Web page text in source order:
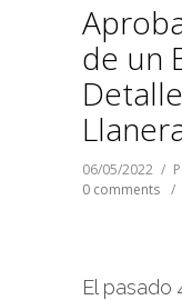
de un
06/05/2022 /
0 comments /
El pasado